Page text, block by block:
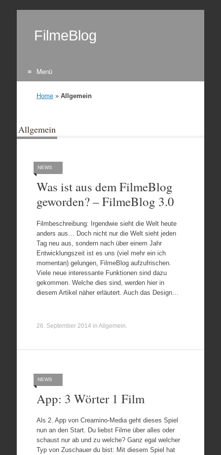
FilmeBlog
Menü
Home» Allgemein
Allgemein
NEWS
Was ist aus dem FilmeBlog
geworden? – FilmeBlog 3.0
Filmbeschreibung: Irgendwie sieht die Welt heute
anders aus… Doch nicht nur die Welt sieht jeden
Tag neu aus, sondern nach über einem Jahr
Entwicklungszeit ist es uns (viel mehr ein ich
momentan) gelungen, FilmeBlog aufzufrischen.
Viele neue interessante Funktionen sind dazu
gekommen. Welche dies sind, werden hier in
diesem Artikel näher erläutert. Auch das Design…
26. September 2014 in Allgemein
NEWS
App: 3 Wörter 1 Film
Als 2. App von Creamino-Media geht dieses Spiel
nun an den Start. Du liebst Filme über alles oder
schaust nur ab und zu welche? Ganz egal welcher
Typ von Zuschauer du bist: Mit diesem Spiel hat